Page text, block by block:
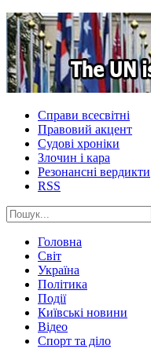
Справи всесвітні
Правовий акцент
Судові хроніки
Злочин і кара
Резонансні вердикти
RSS
Головна
Світ
Україна
Політика
Події
Київські новини
Відео
Спорт та діло